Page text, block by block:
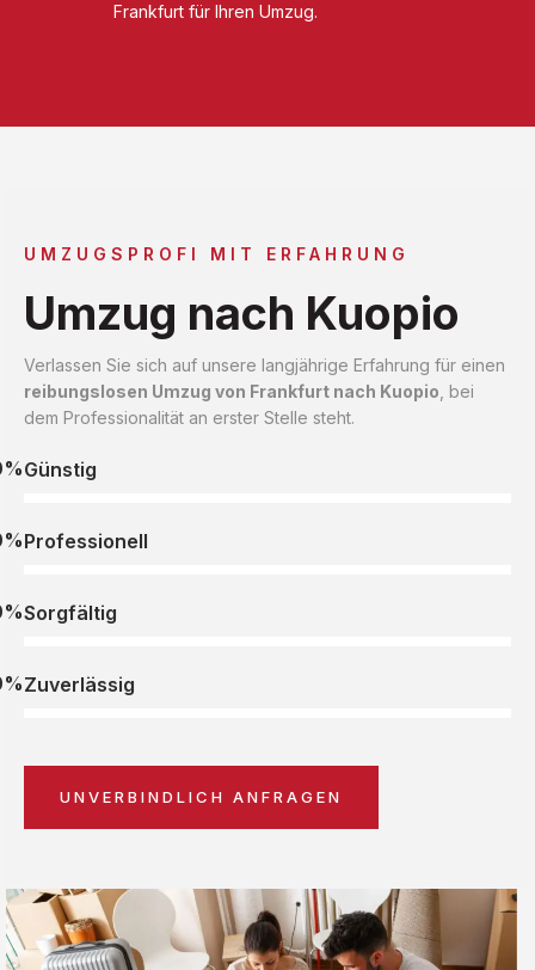
Frankfurt für Ihren Umzug.
UMZUGSPROFI MIT ERFAHRUNG
Umzug nach Kuopio
Verlassen Sie sich auf unsere langjährige Erfahrung für einen
reibungslosen Umzug von Frankfurt nach Kuopio , bei
dem Professionalität an erster Stelle steht.
Günstig
Professionell
Sorgfältig
Zuverlässig
UNVERBINDLICH ANFRAGEN